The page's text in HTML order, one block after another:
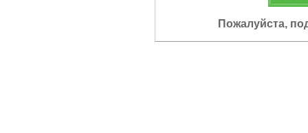
Пожалуйста,